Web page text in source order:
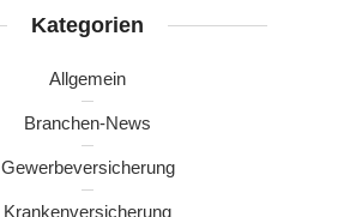
Kategorien
Allgemein
Branchen-News
Gewerbeversicherung
Krankenversicherung